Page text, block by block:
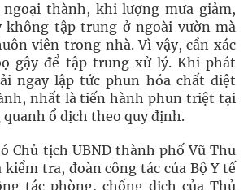
ngoại thành, khi lượng mưa giảm,
không tập trung ở ngoài vườn mà
viên trong nhà. Vì vậy, cần xác
gậy để tập trung xử lý. Khi phát
ngay lập tức phun hóa chất diệt
nhất là tiến hành phun triệt tại
quanh ổ dịch theo quy định.
Chủ tịch UBND thành phố Vũ Thu
kiểm tra, đoàn công tác của Bộ Y tế
tác phòng, chống dịch của Thủ